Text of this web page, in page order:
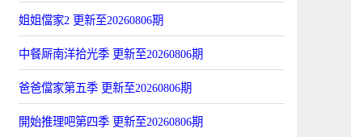
姐姐儅家2 更新至20260806期
中餐厛南洋拾光季 更新至20260806期
爸爸儅家第五季 更新至20260806期
開始推理吧第四季 更新至20260806期